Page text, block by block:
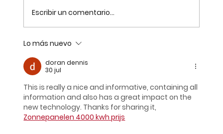
Escribir un comentario...
Lo más nuevo
doran dennis
30 jul
This is really a nice and informative, containing all
information and also has a great impact on the
new technology. Thanks for sharing it,
Zonnepanelen 4000 kwh prijs